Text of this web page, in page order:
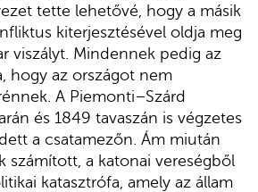
tette lehetővé, hogy a másik
kiterjesztésével oldja meg
viszályt. Mindennek pedig az
hogy az országot nem
A Piemonti–Szárd
és 1849 tavaszán is végzetes
a csatamezőn. Ám miután
számított, a katonai vereségből
katasztrófa, amely az állam